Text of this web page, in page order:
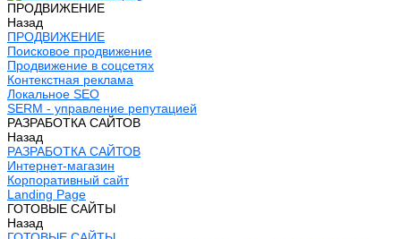
ПРОДВИЖЕНИЕ
Назад
ПРОДВИЖЕНИЕ
Поисковое продвижение
Продвижение в соцсетях
Контекстная реклама
Локальное SEO
SERM - управление репутацией
РАЗРАБОТКА САЙТОВ
Назад
РАЗРАБОТКА САЙТОВ
Интернет-магазин
Корпоративный сайт
Landing Page
ГОТОВЫЕ САЙТЫ
Назад